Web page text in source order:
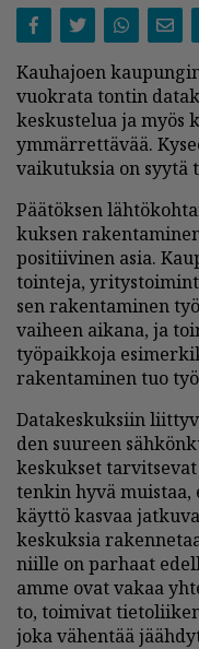
Kau­ha­jo­en
vuok­ra­ta ton­tin
kes­kus­te­lua ja myös
ym­mär­ret­tä­vää.
vai­ku­tuk­sia on syy­tä
Pää­tök­sen
kuk­sen
po­si­tii­vi­nen asia.
toin­te­ja,
sen ra­ken­ta­mi­nen
vai­heen ai­ka­na, ja
työ­paik­ko­ja
ra­ken­ta­mi­nen tuo
Da­ta­kes­kuk­siin
den suu­reen
kes­kuk­set
ten­kin hyvä
käyt­tö kas­vaa
kes­kuk­sia
niil­le on par­haat
am­me ovat va­kaa
to, toi­mi­vat
joka vä­hen­tää